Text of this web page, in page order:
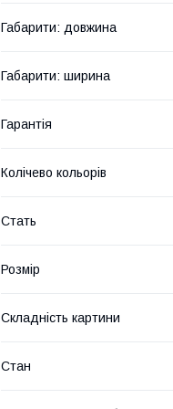
Габарити: довжина
Габарити: ширина
Гарантія
Колічево кольорів
Стать
Розмір
Складність картини
Стан